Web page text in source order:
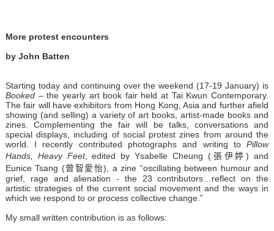
More protest encounters
by John Batten
Starting today and continuing over the weekend (17-19 January) is
Booked– the yearly art book fair held at Tai Kwun Contemporary.
The fair will have exhibitors from Hong Kong, Asia and further afield
showing (and selling) a variety of art books, artist-made books and
zines. Complementing the fair will be talks, conversations and
special displays, including of social protest zines from around the
world. I recently contributed photographs and writing toPillow
Hands, Heavy Feet, edited by Ysabelle Cheung (張伊婷) and
Eunice Tsang (曾智愛怡), a zine “oscillating between humour and
grief, rage and alienation - the 23 contributors…reflect on the
artistic strategies of the current social movement and the ways in
which we respond to or process collective change.”
My small written contribution is as follows: